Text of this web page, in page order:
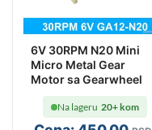
6V 30RPM N20 Mini
Micro Metal Gear
Motor sa Gearwheel
Na lageru 20+ kom